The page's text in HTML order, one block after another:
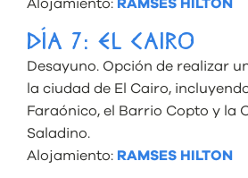
Alojamiento: RAMSES HILTON
DÍA 7: EL CAIRO
Desayuno. Opción de realizar
la ciudad de El Cairo,
Faraónico, el Barrio Copto y la
Saladino.
Alojamiento: RAMSES HILTON